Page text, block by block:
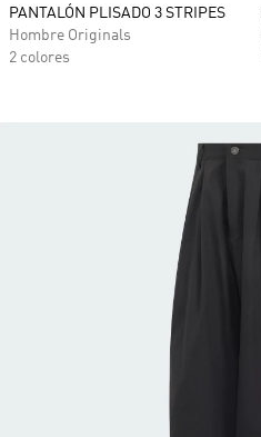
PANTALÓN PLISADO 3 STRIPES
Hombre Originals
2 colores